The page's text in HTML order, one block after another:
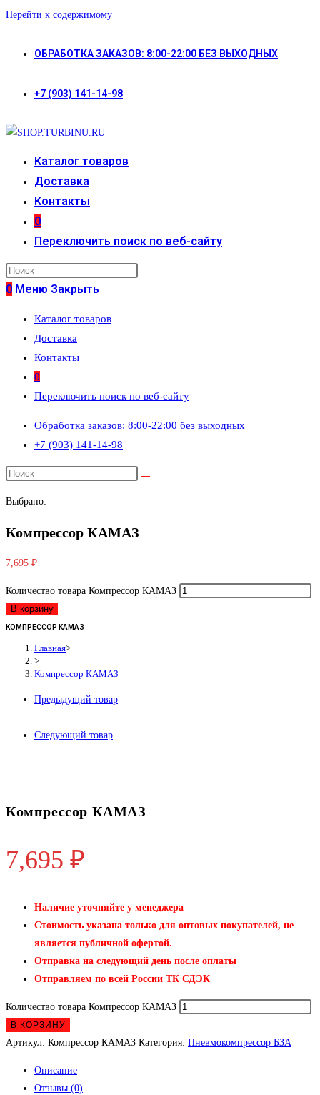
Перейти к содержимому
ОБРАБОТКА ЗАКАЗОВ: 8:00-22:00 БЕЗ ВЫХОДНЫХ
+7 (903) 141-14-98
Каталог товаров
Доставка
Контакты
0
Переключить поиск по веб-сайту
0 Меню Закрыть
Каталог товаров
Доставка
Контакты
0
Переключить поиск по веб-сайту
Обработка заказов: 8:00-22:00 без выходных
+7 (903) 141-14-98
Выбрано:
Компрессор КАМАЗ
7,695 ₽
Количество товара Компрессор КАМАЗ
В корзину
КОМПРЕССОР КАМАЗ
Главная>
>
Компрессор КАМАЗ
Предыдущий товар
Следующий товар
Компрессор КАМАЗ
7,695 ₽
Наличие уточняйте у менеджера
Стоимость указана только для оптовых покупателей, не
является публичной офертой.
Отправка на следующий день после оплаты
Отправляем по всей России ТК СДЭК
Количество товара Компрессор КАМАЗ
В КОРЗИНУ
Артикул: Компрессор КАМАЗ Категория: Пневмокомпрессор БЗА
Описание
Отзывы (0)